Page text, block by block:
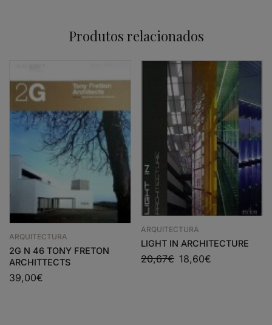
Produtos relacionados
ARQUITECTURA
2G N 46 TONY FRETON
ARCHITTECTS
39,00€
ARQUITECTURA
LIGHT IN ARCHITECTURE
20,67€ 18,60€